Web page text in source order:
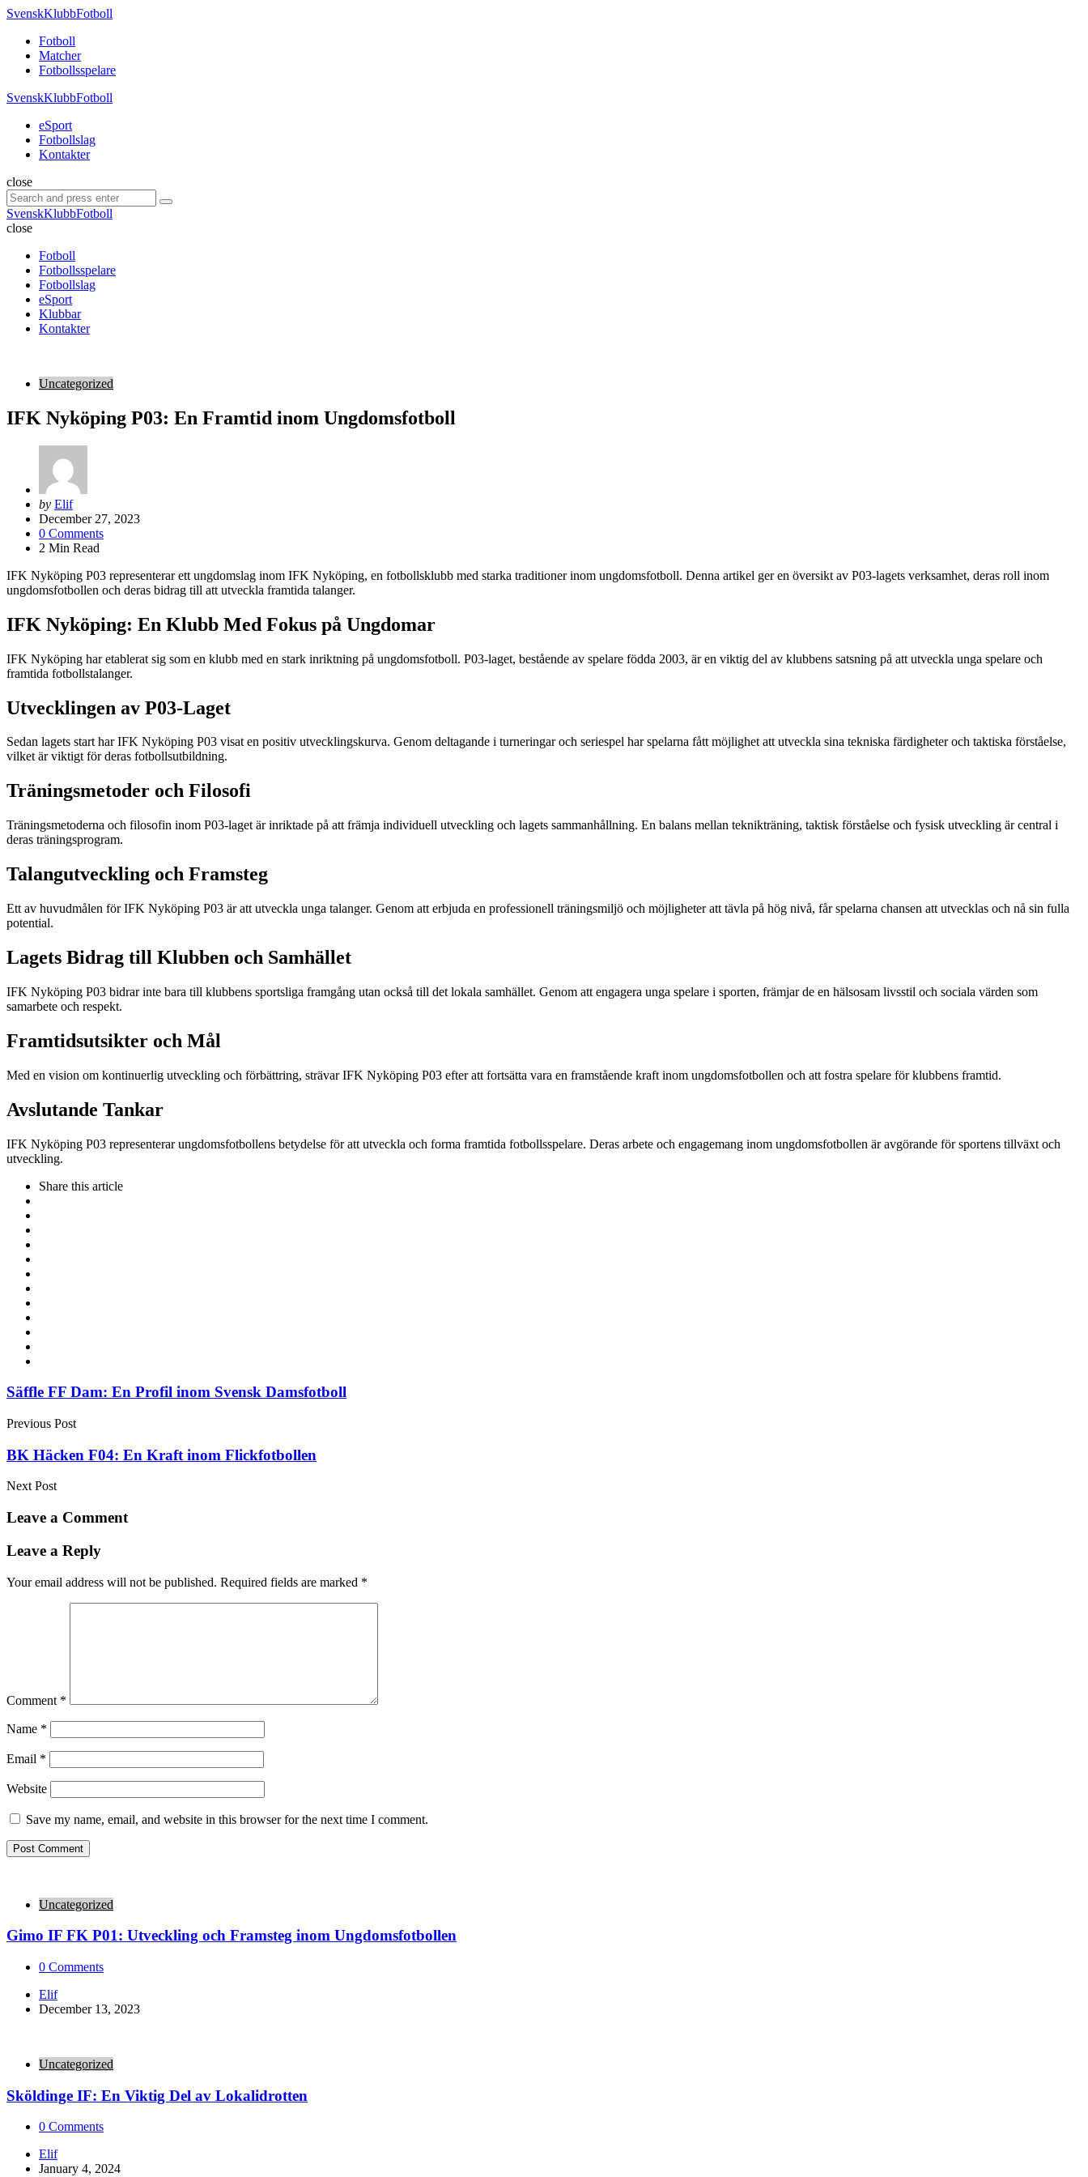
Menu
SvenskKlubbFotboll
Menu
Fotboll
Matcher
Fotbollsspelare
SvenskKlubbFotboll
eSport
Fotbollslag
Kontakter
Search
close
Search
for:
Search
SvenskKlubbFotboll
close
Fotboll
Fotbollsspelare
Fotbollslag
eSport
Klubbar
Kontakter
Uncategorized
IFK Nyköping P03: En Framtid inom Ungdomsfotboll
Posted
by
by Elif
December 27, 2023
0 Comments
2 Min Read
IFK Nyköping P03 representerar ett ungdomslag inom IFK Nyköping, en fotbollsklubb med starka traditioner inom ungdomsfotboll. Denna artikel ger en översikt av P03-lagets verksamhet, deras roll inom
ungdomsfotbollen och deras bidrag till att utveckla framtida talanger.
IFK Nyköping: En Klubb Med Fokus på Ungdomar
IFK Nyköping har etablerat sig som en klubb med en stark inriktning på ungdomsfotboll. P03-laget, bestående av spelare födda 2003, är en viktig del av klubbens satsning på att utveckla unga spelare och
framtida fotbollstalanger.
Utvecklingen av P03-Laget
Sedan lagets start har IFK Nyköping P03 visat en positiv utvecklingskurva. Genom deltagande i turneringar och seriespel har spelarna fått möjlighet att utveckla sina tekniska färdigheter och taktiska förståelse,
vilket är viktigt för deras fotbollsutbildning.
Träningsmetoder och Filosofi
Träningsmetoderna och filosofin inom P03-laget är inriktade på att främja individuell utveckling och lagets sammanhållning. En balans mellan teknikträning, taktisk förståelse och fysisk utveckling är central i
deras träningsprogram.
Talangutveckling och Framsteg
Ett av huvudmålen för IFK Nyköping P03 är att utveckla unga talanger. Genom att erbjuda en professionell träningsmiljö och möjligheter att tävla på hög nivå, får spelarna chansen att utvecklas och nå sin fulla
potential.
Lagets Bidrag till Klubben och Samhället
IFK Nyköping P03 bidrar inte bara till klubbens sportsliga framgång utan också till det lokala samhället. Genom att engagera unga spelare i sporten, främjar de en hälsosam livsstil och sociala värden som
samarbete och respekt.
Framtidsutsikter och Mål
Med en vision om kontinuerlig utveckling och förbättring, strävar IFK Nyköping P03 efter att fortsätta vara en framstående kraft inom ungdomsfotbollen och att fostra spelare för klubbens framtid.
Avslutande Tankar
IFK Nyköping P03 representerar ungdomsfotbollens betydelse för att utveckla och forma framtida fotbollsspelare. Deras arbete och engagemang inom ungdomsfotbollen är avgörande för sportens tillväxt och
utveckling.
Share this article
Post
navigation
Säffle FF Dam: En Profil inom Svensk Damsfotboll
Previous Post
BK Häcken F04: En Kraft inom Flickfotbollen
Next Post
Leave a Comment
Leave a Reply
Your email address will not be published. Required fields are marked *
Comment *
Name *
Email *
Website
Save my name, email, and website in this browser for the next time I comment.
Uncategorized
Gimo IF FK P01: Utveckling och Framsteg inom Ungdomsfotbollen
0 Comments
Posted
by
Elif
December 13, 2023
Uncategorized
Sköldinge IF: En Viktig Del av Lokalidrotten
0 Comments
Posted
by
Elif
January 4, 2024